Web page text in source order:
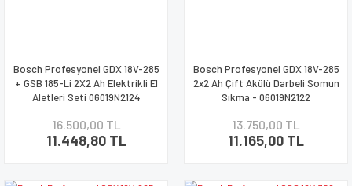
Bosch Profesyonel GDX 18V-285
+ GSB 185-Li 2X2 Ah Elektrikli El
Aletleri Seti 06019N2124
16.500,00 TL
11.448,80 TL
Bosch Profesyonel GDX 18V-285
2x2 Ah Çift Akülü Darbeli Somun
Sıkma - 06019N2122
13.750,00 TL
11.165,00 TL